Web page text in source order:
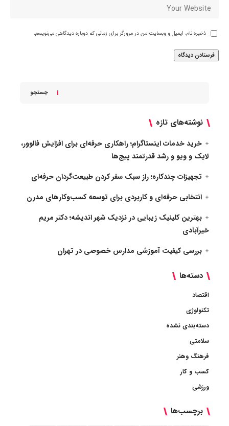
ذخیره نام، ایمیل و وبسایت من در مرورگر برای زمانی که دوباره دیدگاهی می‌نویسم.
جستجو
نوشته‌های تازه
خرید خدمات اینستاگرام؛ راهکاری حرفه‌ای برای افزایش فالوور،
لایک و ویو و رشد قدرتمند پیج‌ها
تجهیزات چندکاره؛ راز سبک سفر کردن طبیعت‌گردان حرفه‌ای
انتخابی حرفه‌ای و کاربردی برای توسعه کسب‌وکارهای مدرن
بهترین کلینیک زیبایی در نزدیک شهر اندیشه؛ دکتر مریم
خیرآبادی
بررسی کیفیت آموزشی مدارس خصوصی در تهران
دسته‌ها
اقتصاد
تکنولوژی
دسته‌بندی نشده
سلامتی
فرهنگ وهنر
کسب و کار
ورزشی
برچسب‌ها